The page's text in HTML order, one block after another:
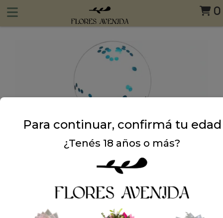
0
Para continuar, confirmá tu edad
¿Tenés 18 años o más?